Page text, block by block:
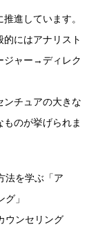
進しています。
にはアナリスト
ジャー→ディレク
ンチュアの大きな
のが挙げられま
法を学ぶ「ア
」
ウンセリング